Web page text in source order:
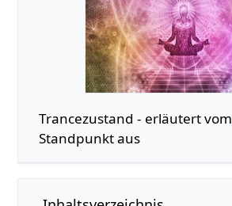
Trancezustand - erläutert vom
Standpunkt aus